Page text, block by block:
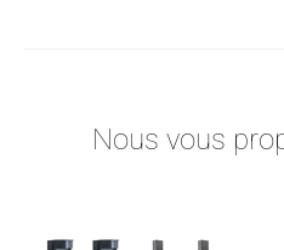
Nous vous